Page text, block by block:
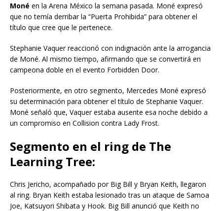
Moné en la Arena México la semana pasada. Moné expresó
que no temía derribar la “Puerta Prohibida” para obtener el
título que cree que le pertenece.
Stephanie Vaquer reaccionó con indignación ante la arrogancia
de Moné. Al mismo tiempo, afirmando que se convertirá en
campeona doble en el evento Forbidden Door.
Posteriormente, en otro segmento, Mercedes Moné expresó
su determinación para obtener el título de Stephanie Vaquer.
Moné señaló que, Vaquer estaba ausente esa noche debido a
un compromiso en Collision contra Lady Frost.
Segmento en el ring de The
Learning Tree:
Chris Jericho, acompañado por Big Bill y Bryan Keith, llegaron
al ring. Bryan Keith estaba lesionado tras un ataque de Samoa
Joe, Katsuyori Shibata y Hook. Big Bill anunció que Keith no